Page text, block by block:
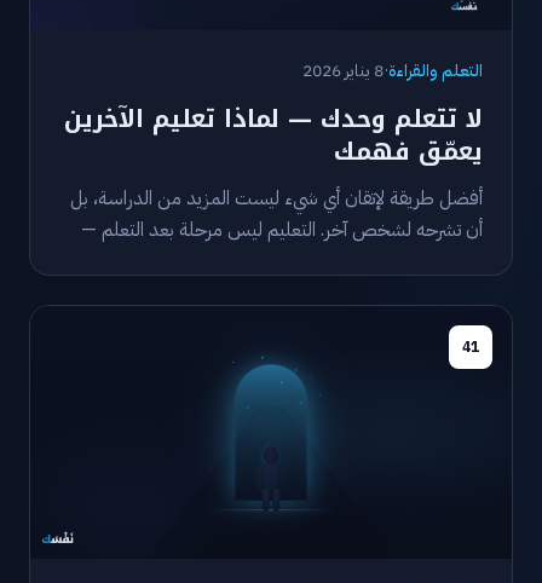
التعلم والقراءة·8 يناير 2026
لا تتعلم وحدك — لماذا تعليم الآخرين
يعمّق فهمك
أفضل طريقة لإتقان أي شيء ليست المزيد من الدراسة، بل
أن تشرحه لشخص آخر. التعليم ليس مرحلة بعد التعلم —
41